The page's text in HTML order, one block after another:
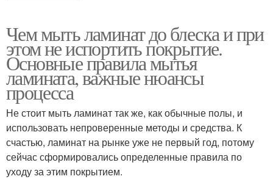
Чем мыть ламинат до блеска и при
этом не испортить покрытие.
Основные правила мытья
ламината, важные нюансы
процесса
Не стоит мыть ламинат так же, как обычные полы, и
использовать непроверенные методы и средства. К
счастью, ламинат на рынке уже не первый год, потому
сейчас сформировались определенные правила по
уходу за этим покрытием.